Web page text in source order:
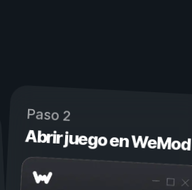
Paso 2
Abrir juego en WeMod